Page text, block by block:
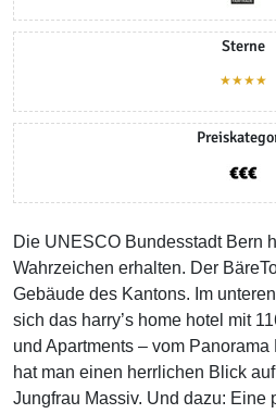
Sterne
★★★★
Die UNESCO Bundesstadt Bern
Wahrzeichen erhalten. Der
Gebäude des Kantons. Im
sich das harry’s home hotel mit
und Apartments – vom
hat man einen herrlichen Blick
Jungfrau Massiv. Und dazu: Eine